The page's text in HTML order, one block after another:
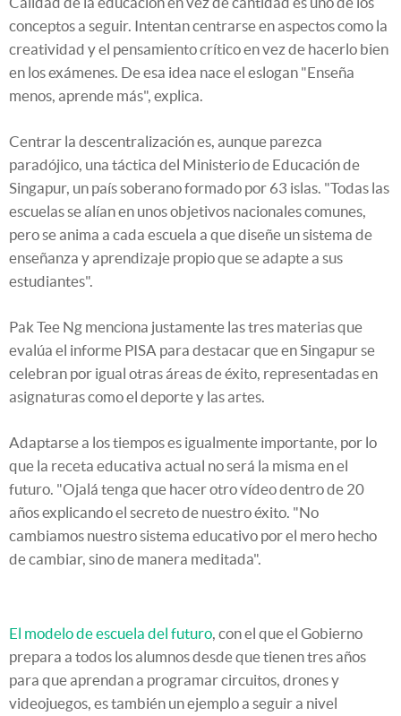
conceptos a seguir. Intentan centrarse en aspectos como la
creatividad y el pensamiento crítico en vez de hacerlo bien
en los exámenes. De esa idea nace el eslogan "Enseña
menos, aprende más", explica.
Centrar la descentralización es, aunque parezca
paradójico, una táctica del Ministerio de Educación de
Singapur, un país soberano formado por 63 islas. "Todas las
escuelas se alían en unos objetivos nacionales comunes,
pero se anima a cada escuela a que diseñe un sistema de
enseñanza y aprendizaje propio que se adapte a sus
estudiantes".
Pak Tee Ng menciona justamente las tres materias que
evalúa el informe PISA para destacar que en Singapur se
celebran por igual otras áreas de éxito, representadas en
asignaturas como el deporte y las artes.
Adaptarse a los tiempos es igualmente importante, por lo
que la receta educativa actual no será la misma en el
futuro. "Ojalá tenga que hacer otro vídeo dentro de 20
años explicando el secreto de nuestro éxito. "No
cambiamos nuestro sistema educativo por el mero hecho
de cambiar, sino de manera meditada".
El modelo de escuela del futuro , con el que el Gobierno
prepara a todos los alumnos desde que tienen tres años
para que aprendan a programar circuitos, drones y
videojuegos, es también un ejemplo a seguir a nivel